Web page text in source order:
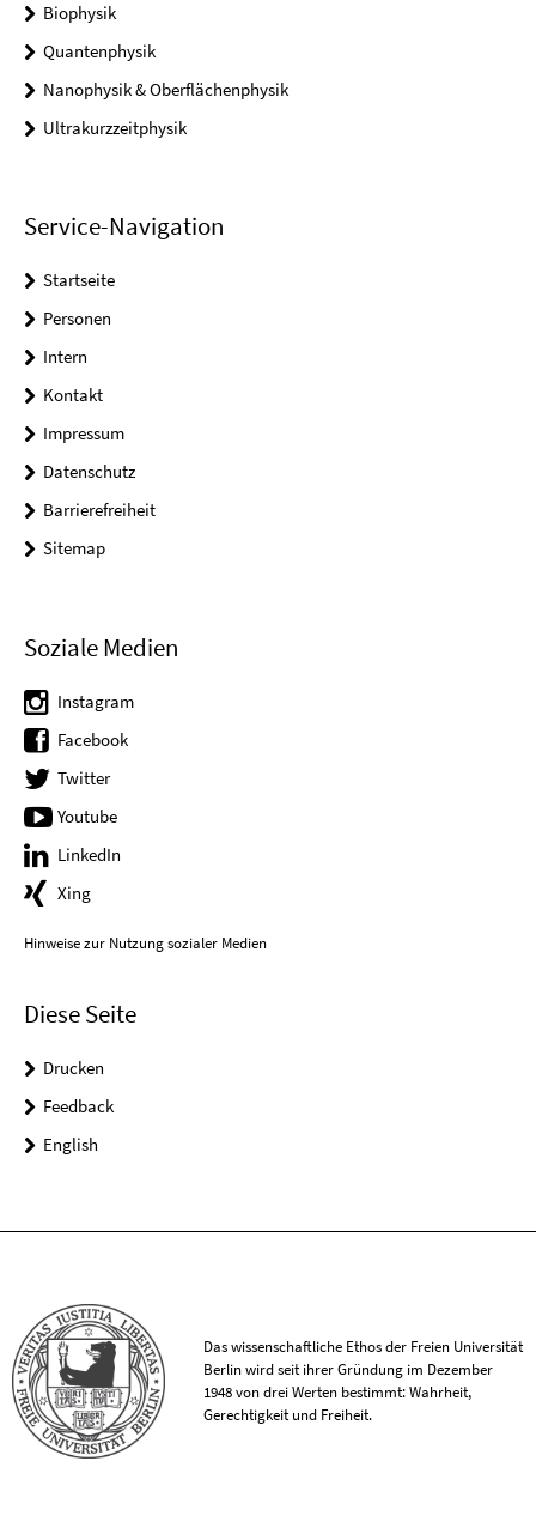
Biophysik
Quantenphysik
Nanophysik & Oberflächenphysik
Ultrakurzzeitphysik
Service-Navigation
Startseite
Personen
Intern
Kontakt
Impressum
Datenschutz
Barrierefreiheit
Sitemap
Soziale Medien
Instagram
Facebook
Twitter
Youtube
LinkedIn
Xing
Hinweise zur Nutzung sozialer Medien
Diese Seite
Drucken
Feedback
English
Das wissenschaftliche Ethos der Freien Universität
Berlin wird seit ihrer Gründung im Dezember
1948 von drei Werten bestimmt: Wahrheit,
Gerechtigkeit und Freiheit.